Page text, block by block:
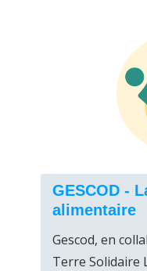
GESCOD -
alimentaire
Gescod, en
Terre Solidaire